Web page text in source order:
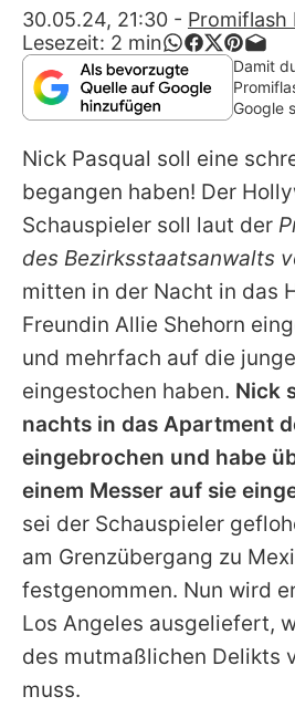
App
Team
Redaktionelle
Utiq
30.05.24, 21:30 - Promiflash
Lesezeit: 2 min
Damit
Google
Nick Pasqual soll eine
begangen haben! Der
Schauspieler soll laut der
des Bezirksstaatsanwalts
mitten in der Nacht in das
Freundin Allie Shehorn
und mehrfach auf die
eingestochen haben. Nick
nachts in das Apartment
eingebrochen und habe
einem Messer auf sie
sei der Schauspieler
am Grenzübergang zu
festgenommen. Nun wird
Los Angeles ausgeliefert,
des mutmaßlichen Delikts
muss.